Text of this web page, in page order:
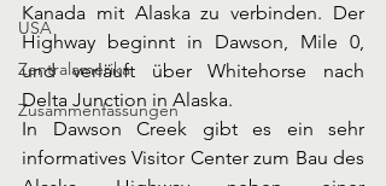
USA
Zentralamerika
Zusammenfassungen
Kanada mit Alaska zu verbinden. Der
Highway beginnt in Dawson, Mile 0,
und verläuft über Whitehorse nach
Delta Junction in Alaska.
In Dawson Creek gibt es ein sehr
informatives Visitor Center zum Bau des